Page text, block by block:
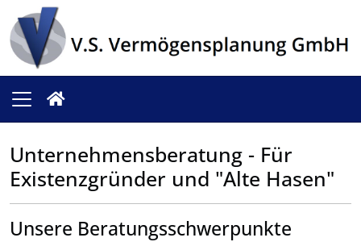
Unternehmensberatung - Für
Existenzgründer und "Alte Hasen"
Unsere Beratungsschwerpunkte